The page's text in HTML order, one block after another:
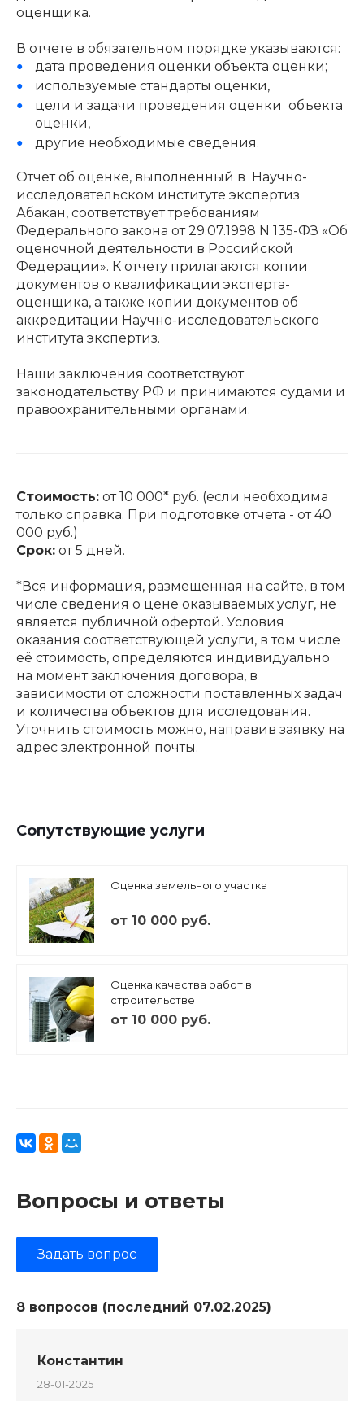
оценщика.
В отчете в обязательном порядке указываются:
дата проведения оценки объекта оценки;
используемые стандарты оценки,
цели и задачи проведения оценки объекта
оценки,
другие необходимые сведения.
Отчет об оценке, выполненный в Научно-
исследовательском институте экспертиз
Абакан, соответствует требованиям
Федерального закона от 29.07.1998 N 135-ФЗ «Об
оценочной деятельности в Российской
Федерации». К отчету прилагаются копии
документов о квалификации эксперта-
оценщика, а также копии документов об
аккредитации Научно-исследовательского
института экспертиз.
Наши заключения соответствуют
законодательству РФ и принимаются судами и
правоохранительными органами.
Стоимость: от 10 000* руб. (если необходима
только справка. При подготовке отчета - от 40
000 руб.)
Срок: от 5 дней.
*Вся информация, размещенная на сайте, в том
числе сведения о цене оказываемых услуг, не
является публичной офертой. Условия
оказания соответствующей услуги, в том числе
её стоимость, определяются индивидуально
на момент заключения договора, в
зависимости от сложности поставленных задач
и количества объектов для исследования.
Уточнить стоимость можно, направив заявку на
адрес электронной почты.
Сопутствующие услуги
Оценка земельного участка
от 10 000 руб.
Оценка качества работ в
строительстве
от 10 000 руб.
Вопросы и ответы
Задать вопрос
8 вопросов (последний 07.02.2025)
Константин
28-01-2025